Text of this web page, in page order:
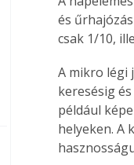
és
csak 1/10,
A mikro légi
keresésig
például
helyeken. A